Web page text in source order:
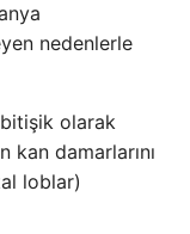
nedenlerle
bitişik olarak
kan damarlarını
loblar)